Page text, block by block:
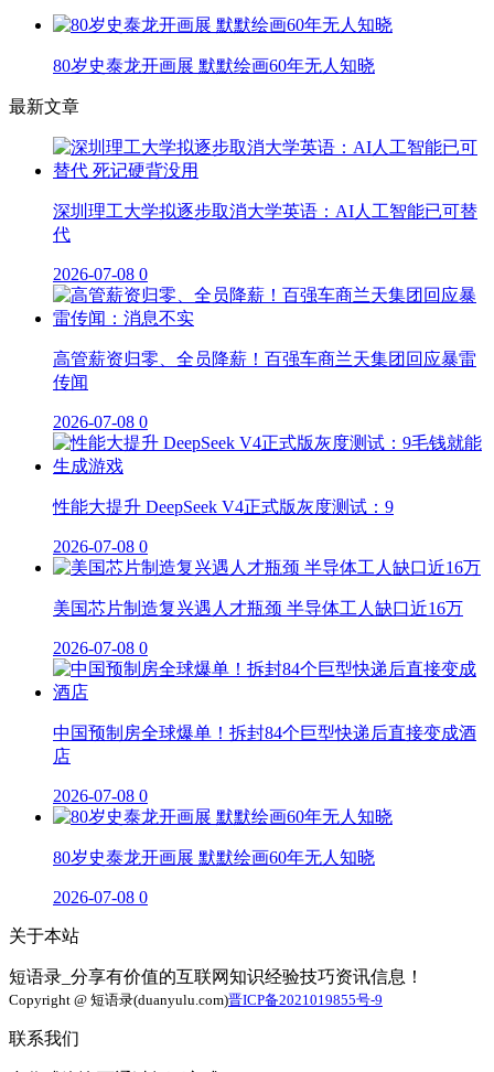
80岁史泰龙开画展 默默绘画60年无人知晓
最新文章
深圳理工大学拟逐步取消大学英语：AI人工智能已可替
代
2026-07-08 0
高管薪资归零、全员降薪！百强车商兰天集团回应暴雷
传闻
2026-07-08 0
性能大提升 DeepSeek V4正式版灰度测试：9
2026-07-08 0
美国芯片制造复兴遇人才瓶颈 半导体工人缺口近16万
2026-07-08 0
中国预制房全球爆单！拆封84个巨型快递后直接变成酒
店
2026-07-08 0
80岁史泰龙开画展 默默绘画60年无人知晓
2026-07-08 0
关于本站
短语录_分享有价值的互联网知识经验技巧资讯信息！
Copyright @ 短语录(duanyulu.com)晋ICP备2021019855号-9
联系我们